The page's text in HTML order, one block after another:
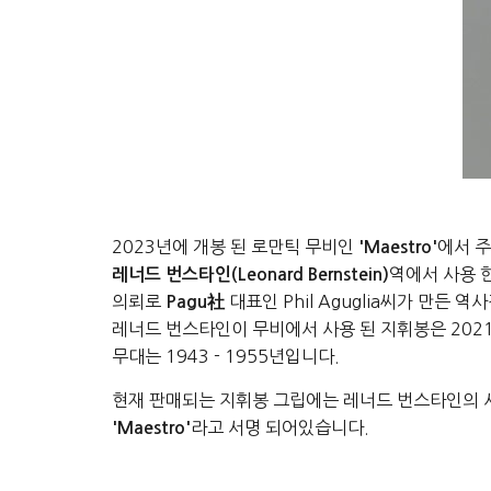
2023년에 개봉 된 로만틱 무비인 'Maestro'에서
레너드 번스타인(Leonard Bernstein)역에서 사용
의뢰로 Pagu社 대표인 Phil Aguglia씨가 만든 역
레너드 번스타인이 무비에서 사용 된 지휘봉은
무대는 1943 - 1955년입니다.
현재 판매되는 지휘봉 그립에는 레너드 번스타인의
'Maestro'라고 서명 되어있습니다.